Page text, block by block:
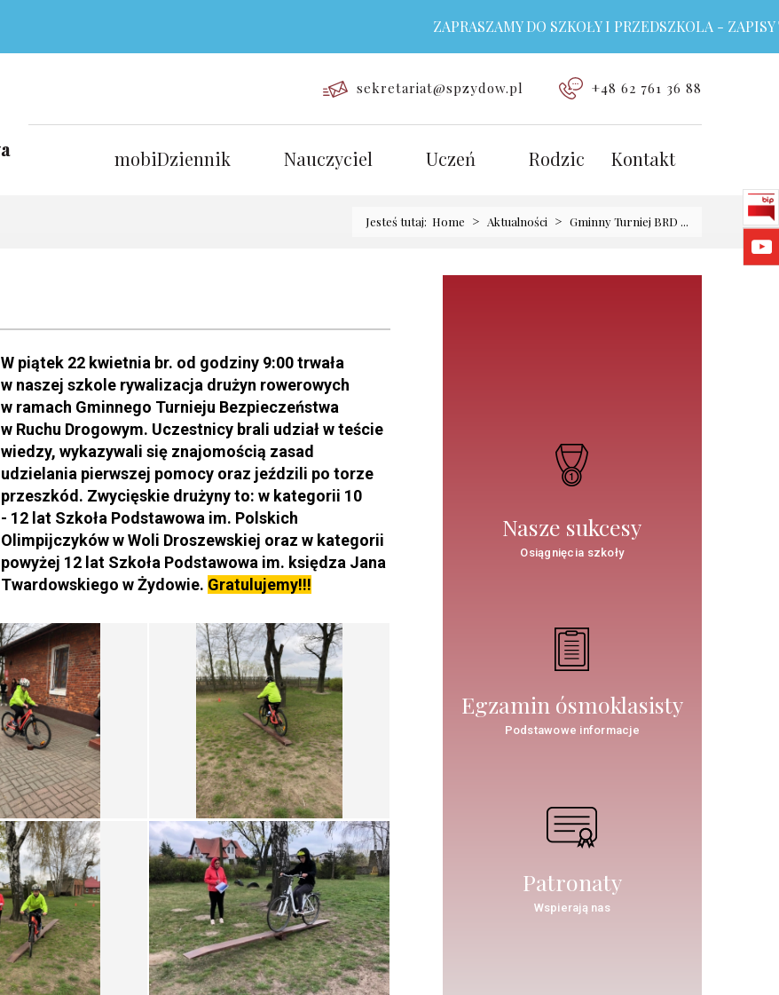
ZAPRASZAMY DO SZKOŁY I PRZEDSZKOLA - ZAPISY
sekretariat@spzydow.pl +48 62 761 36 88
mobiDziennik Nauczyciel Uczeń Rodzic Kontakt
Jesteś tutaj: Home > Aktualności > Gminny Turniej BRD ...
W piątek 22 kwietnia br. od godziny 9:00 trwała
w naszej szkole rywalizacja drużyn rowerowych
w ramach Gminnego Turnieju Bezpieczeństwa
w Ruchu Drogowym. Uczestnicy brali udział w teście
wiedzy, wykazywali się znajomością zasad
udzielania pierwszej pomocy oraz jeździli po torze
przeszkód. Zwycięskie drużyny to: w kategorii 10
- 12 lat Szkoła Podstawowa im. Polskich
Olimpijczyków w Woli Droszewskiej oraz w kategorii
powyżej 12 lat Szkoła Podstawowa im. księdza Jana
Twardowskiego w Żydowie. Gratulujemy!!!
Nasze sukcesy
Osiągnięcia szkoły
Egzamin ósmoklasisty
Podstawowe informacje
Patronaty
Wspierają nas